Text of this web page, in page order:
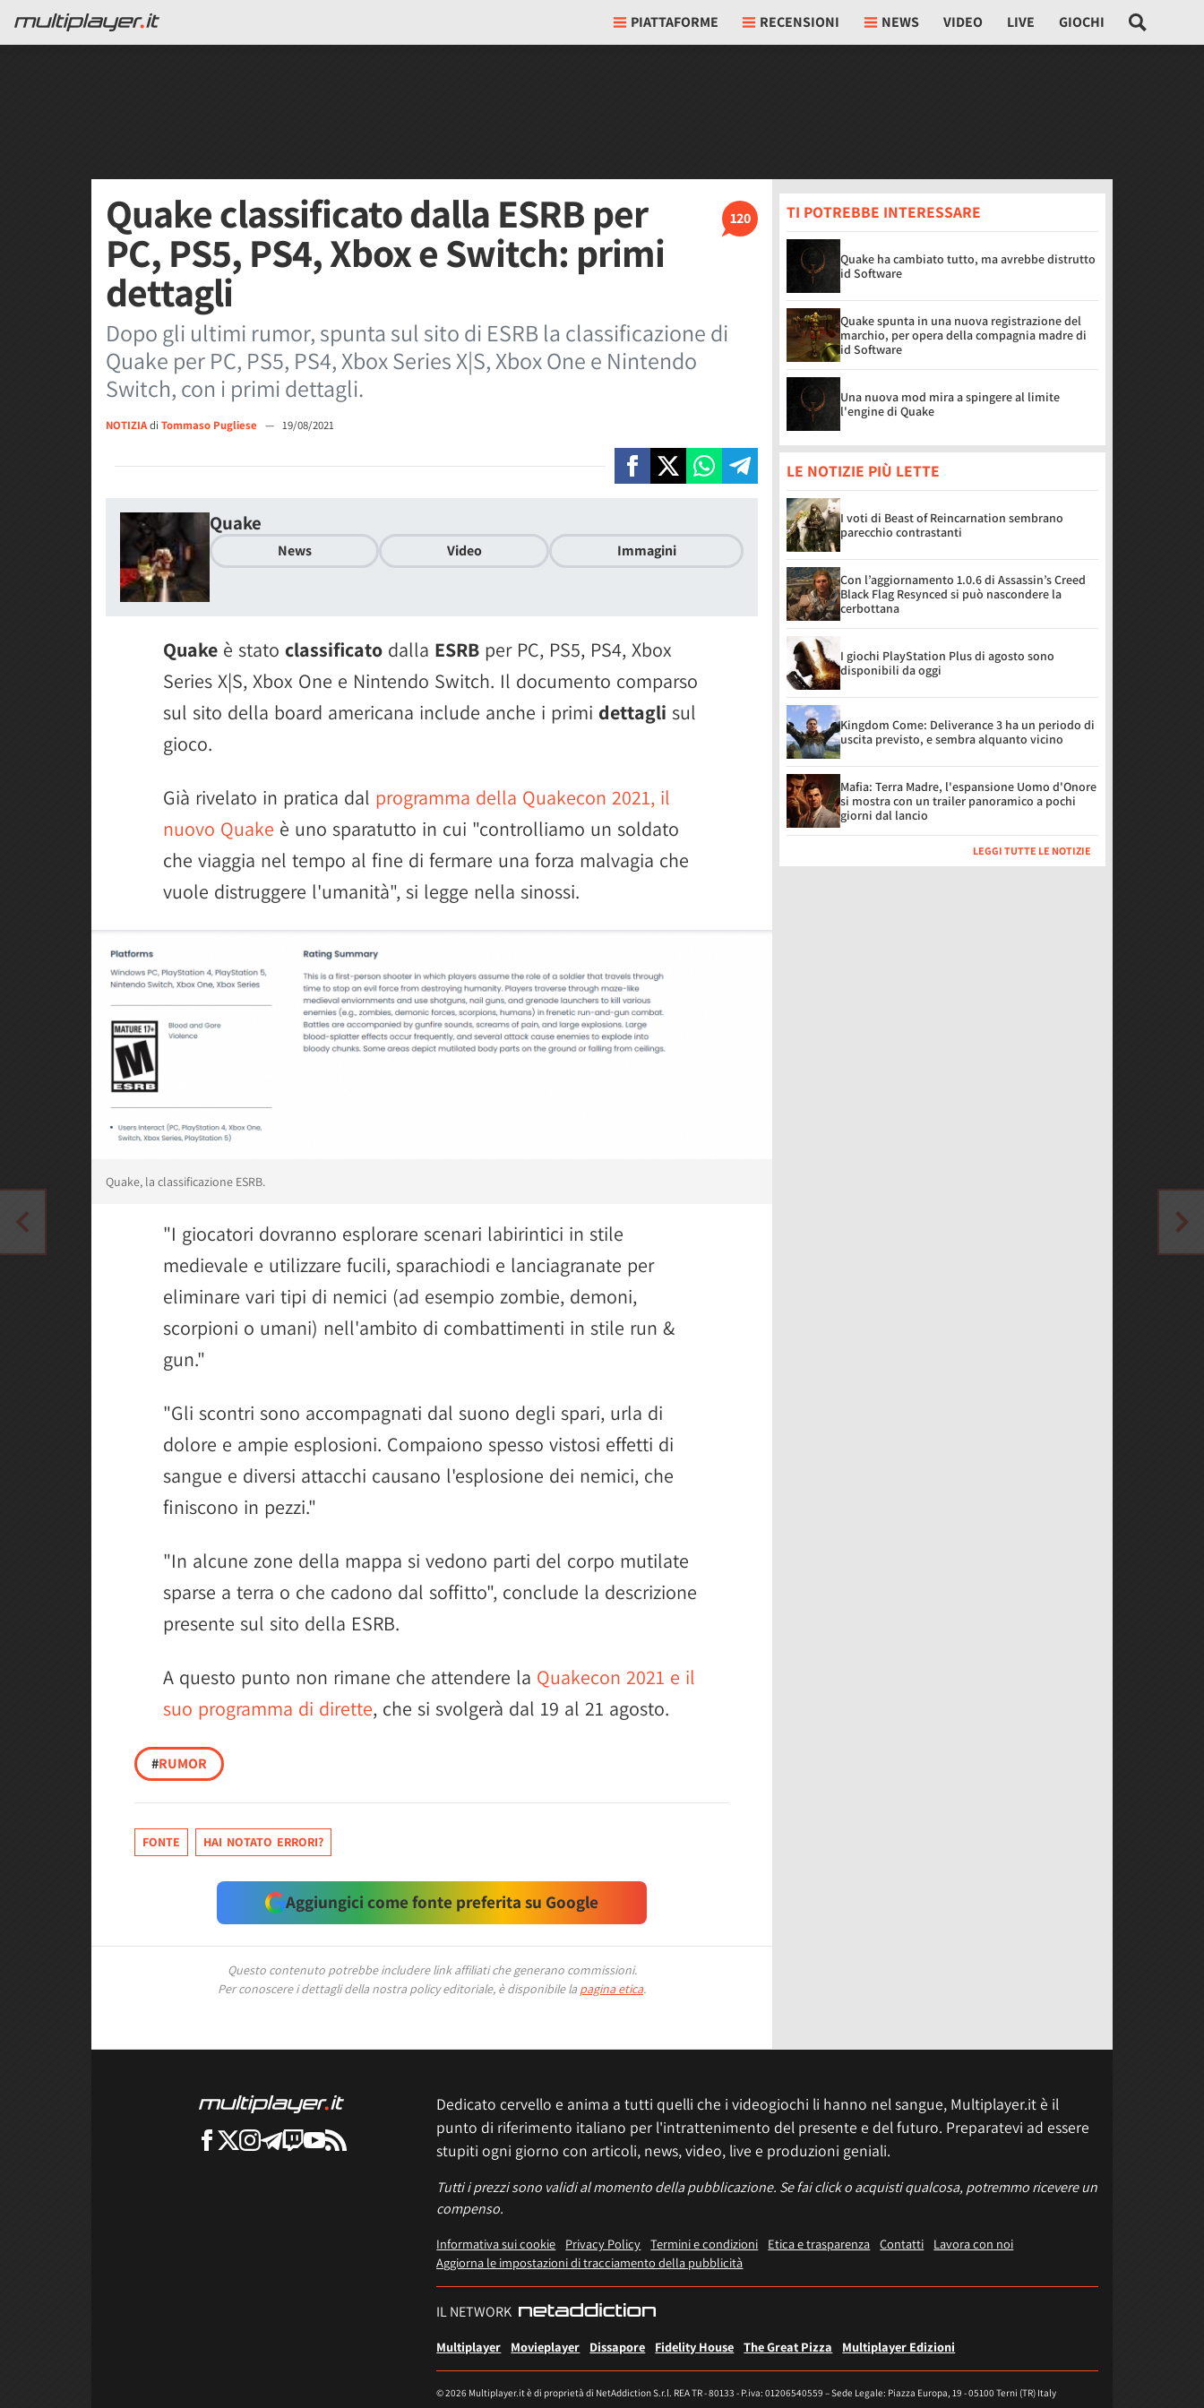
PIATTAFORME RECENSIONI NEWS VIDEO LIVE GIOCHI
120
Quake classificato dalla ESRB per
PC, PS5, PS4, Xbox e Switch: primi
dettagli
Dopo gli ultimi rumor, spunta sul sito di ESRB la classificazione di
Quake per PC, PS5, PS4, Xbox Series X|S, Xbox One e Nintendo
Switch, con i primi dettagli.
NOTIZIAdi Tommaso Pugliese — 19/08/2021
Quake
News Video Immagini
Quake è stato classificato dalla ESRB per PC, PS5, PS4, Xbox
Series X|S, Xbox One e Nintendo Switch. Il documento comparso
sul sito della board americana include anche i primi dettagli sul
gioco.
Già rivelato in pratica dal programma della Quakecon 2021, il
nuovo Quake è uno sparatutto in cui "controlliamo un soldato
che viaggia nel tempo al fine di fermare una forza malvagia che
vuole distruggere l'umanità", si legge nella sinossi.
Quake, la classificazione ESRB.
"I giocatori dovranno esplorare scenari labirintici in stile
medievale e utilizzare fucili, sparachiodi e lanciagranate per
eliminare vari tipi di nemici (ad esempio zombie, demoni,
scorpioni o umani) nell'ambito di combattimenti in stile run &
gun."
"Gli scontri sono accompagnati dal suono degli spari, urla di
dolore e ampie esplosioni. Compaiono spesso vistosi effetti di
sangue e diversi attacchi causano l'esplosione dei nemici, che
finiscono in pezzi."
"In alcune zone della mappa si vedono parti del corpo mutilate
sparse a terra o che cadono dal soffitto", conclude la descrizione
presente sul sito della ESRB.
A questo punto non rimane che attendere la Quakecon 2021 e il
suo programma di dirette, che si svolgerà dal 19 al 21 agosto.
#RUMOR
FONTE HAI NOTATO ERRORI?
Aggiungici come fonte preferita su Google
Questo contenuto potrebbe includere link affiliati che generano commissioni.
Per conoscere i dettagli della nostra policy editoriale, è disponibile la pagina etica.
TI POTREBBE INTERESSARE
Quake ha cambiato tutto, ma avrebbe distrutto
id Software
Quake spunta in una nuova registrazione del
marchio, per opera della compagnia madre di
id Software
Una nuova mod mira a spingere al limite
l'engine di Quake
LE NOTIZIE PIÙ LETTE
I voti di Beast of Reincarnation sembrano
parecchio contrastanti
Con l’aggiornamento 1.0.6 di Assassin’s Creed
Black Flag Resynced si può nascondere la
cerbottana
I giochi PlayStation Plus di agosto sono
disponibili da oggi
Kingdom Come: Deliverance 3 ha un periodo di
uscita previsto, e sembra alquanto vicino
Mafia: Terra Madre, l'espansione Uomo d'Onore
si mostra con un trailer panoramico a pochi
giorni dal lancio
LEGGI TUTTE LE NOTIZIE
Dedicato cervello e anima a tutti quelli che i videogiochi li hanno nel sangue, Multiplayer.it è il
punto di riferimento italiano per l'intrattenimento del presente e del futuro. Preparatevi ad essere
stupiti ogni giorno con articoli, news, video, live e produzioni geniali.
Tutti i prezzi sono validi al momento della pubblicazione. Se fai click o acquisti qualcosa, potremmo ricevere un
compenso.
Informativa sui cookie Privacy Policy Termini e condizioni Etica e trasparenza Contatti
Lavora con noi
Aggiorna le impostazioni di tracciamento della pubblicità
IL NETWORK
Multiplayer Movieplayer Dissapore Fidelity House The Great Pizza Multiplayer Edizioni
© 2026 Multiplayer.it è di proprietà di NetAddiction S.r.l. REA TR - 80133 - P.iva: 01206540559 – Sede Legale: Piazza Europa, 19 - 05100 Terni (TR) Italy